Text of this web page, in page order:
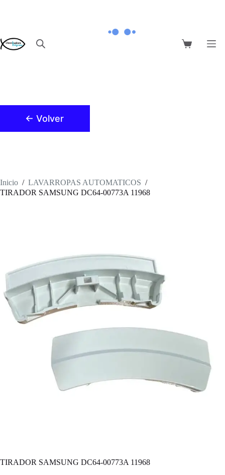
Carro
← Volver
Inicio / LAVARROPAS AUTOMATICOS /
TIRADOR SAMSUNG DC64-00773A 11968
TIRADOR SAMSUNG DC64-00773A 11968